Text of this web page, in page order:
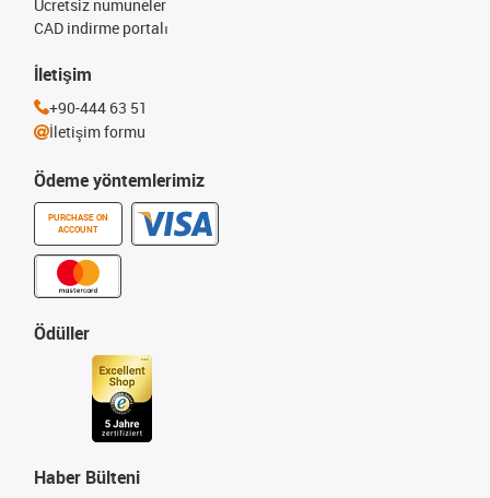
Ödeme yöntemlerimiz
PURCHASE ON
ACCOUNT
Ücretsiz numuneler
CAD indirme portalı
Ödüller
Haber Bülteni
İletişim
+90-444 63 51
İletişim formu